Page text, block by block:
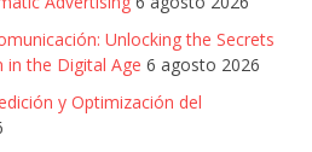
Unlocking the Secrets
the Digital Age 6 agosto 2026
y Optimización del